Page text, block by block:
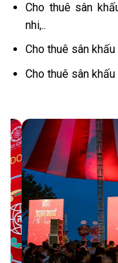
Cho thuê sân
nhi,..
Cho thuê sân
Cho thuê sân